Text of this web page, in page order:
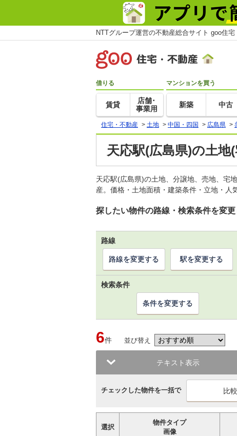
NTTグループ運営の不動産総合サイト goo住宅
借りる
賃貸
店舗･
事業用
マンションを買う
新築 中古
住宅・不動産 > 土地 > 中国・四国 > 広島県 >
天応駅(広島県)の土地
天応駅(広島県)の土地、分譲地、売地、宅
産。価格・土地面積・建築条件・立地・人
探したい物件の路線・検索条件を変
路線
路線を変更する 駅を変更する
検索条件
条件を変更する
6件 並び替え
テキスト表示
チェックした物件を一括で
選択
物件タイプ
画像